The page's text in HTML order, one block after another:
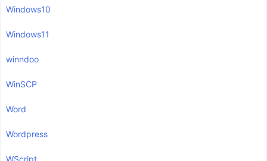
Windows10
Windows11
winndoo
WinSCP
Word
Wordpress